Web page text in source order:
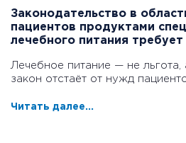
Законодательство в
пациентов продуктами
лечебного питания требует
Лечебное питание — не льгота,
закон отстаёт от нужд
Читать далее...